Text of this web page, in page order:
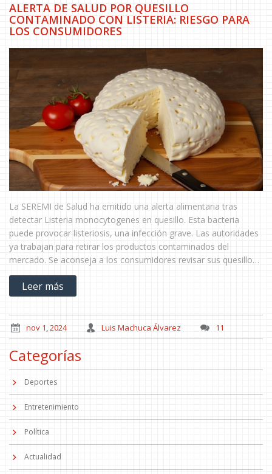
ALERTA DE SALUD POR QUESILLO
CONTAMINADO CON LISTERIA: RIESGO PARA
LOS CONSUMIDORES
La SEREMI de Salud ha emitido una alerta alimentaria tras
detectar Listeria monocytogenes en quesillo. Esta bacteria
puede provocar listeriosis, una infección grave. Las autoridades
ya trabajan para retirar los productos contaminados del
mercado. Se aconseja a los consumidores revisar sus quesillos
y evitar el consumo de lotes afectados. La manipulación y
almacenamiento adecuados son vitales para evitar la
contaminación.
Leer más
nov 1, 2024 Luis Machuca Álvarez 11
Categorías
Deportes
Entretenimiento
Política
Actualidad